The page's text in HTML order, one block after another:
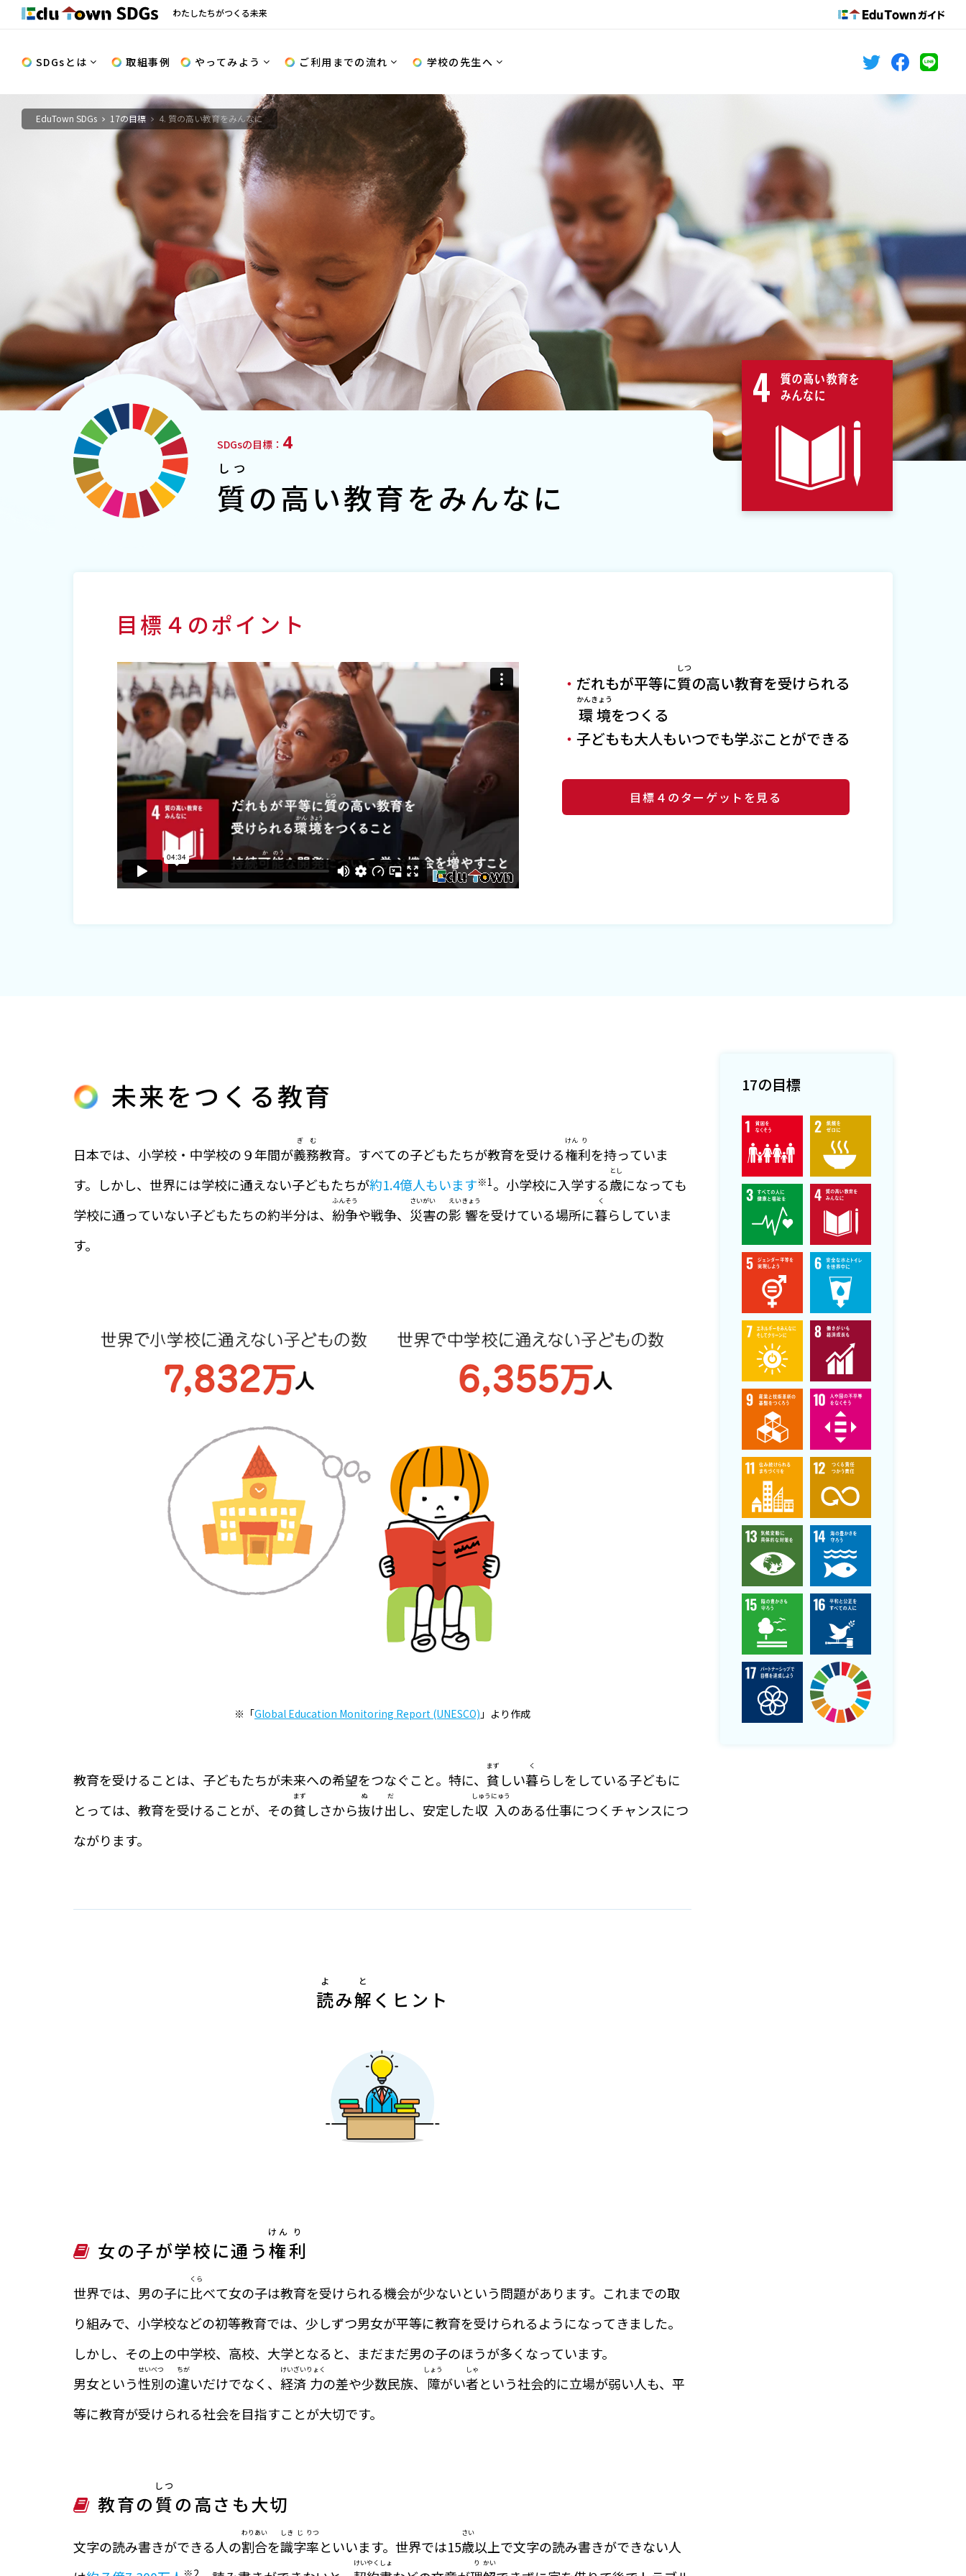
わたしたちがつくる未来
SDGsとは 取組事例 やってみよう ご利用までの流れ 学校の先生へ
EduTown SDGs 17の目標 4. 質の高い教育をみんなに
SDGsの目標： 4
質
しつ
の高い教育をみんなに
目標４のポイント
だれもが平等に質
しつ
の高い教育を受けられる
環境
かんきょう
をつくる
子どもも大人もいつでも学ぶことができる
目標４のターゲットを見る
未来をつくる教育
日本では、小学校・中学校の９年間が義
ぎ
務
む
教育。すべての子どもたちが教育を受ける権
けん
利
り
を持っていま
す。しかし、世界には学校に通えない子どもたちが約1.4億人もいます※1。小学校に入学する歳
とし
になっても
学校に通っていない子どもたちの約半分は、 紛
ふん
争
そう
や戦争、 災
さい
害
がい
の影
えい
響
きょう
を受けている場所に暮
く
らしていま
す。
※「Global Education Monitoring Report (UNESCO) 」より作成
教育を受けることは、子どもたちが未来への希望をつなぐこと。特に、 貧
まず
しい暮
く
らしをしている子どもに
とっては、教育を受けることが、その貧
まず
しさから抜
ぬ
け出
だ
し、安定した収
しゅう
入
にゅう
のある仕事につくチャンスにつ
ながります。
読
よ
み解
と
くヒント
女の子が学校に通う権
けん
利
り
世界では、男の子に比
くら
べて女の子は教育を受けられる機会が少ないという問題があります。これまでの取
り組みで、小学校などの初等教育では、少しずつ男女が平等に教育を受けられるようになってきました。
しかし、その上の中学校、高校、大学となると、まだまだ男の子のほうが多くなっています。
男女という性
せい
別
べつ
の違
ちが
いだけでなく、 経
けい
済
ざい
力
りょく
の差や少数民族、 障
しょう
がい者
しゃ
という社会的に立場が弱い人も、平
等に教育が受けられる社会を目指すことが大切です。
教育の質
しつ
の高さも大切
文字の読み書きができる人の割
わり
合
あい
を識
しき
字
じ
率
りつ
といいます。世界では15歳
さい
以上で文字の読み書きができない人
※2
けいやく しょ り かい
17の目標